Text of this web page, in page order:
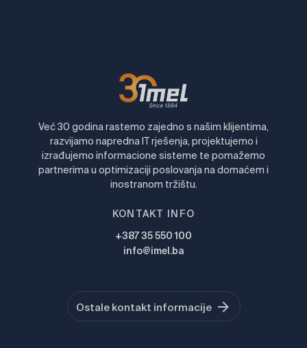
Već 30 godina rastemo zajedno s našim klijentima,
razvijamo napredna IT rješenja, projektujemo i
izrađujemo informacione sisteme te pomažemo
partnerima u optimizaciji poslovanja na domaćem i
inostranom tržištu.
KONTAKT INFO
+387 35 550 100
info@imel.ba
Ostale kontakt informacije